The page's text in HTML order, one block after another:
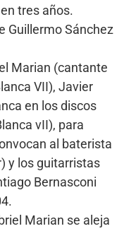
tres años.
Guillermo Sánchez
Marian (cantante
VII), Javier
en los discos
vII), para
al baterista
y los guitarristas
Bernasconi
Marian se aleja